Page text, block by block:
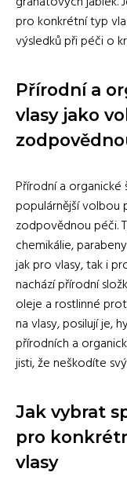
pro konkrétní typ
výsledků při péči o
Přírodní a
vlasy jako
Přírodní a organické
populárnější volbou
zodpovědnou péči.
chemikálie,
jak pro vlasy, tak i
nachází přírodní
oleje a rostlinné
na vlasy, posilují je,
přírodních a
jisti, že neškodíte
Jak vybrat
pro
vlasy